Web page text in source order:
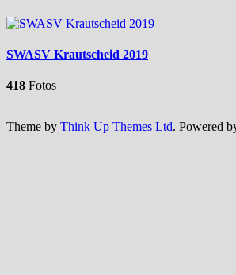
SWASV Krautscheid 2019
418 Fotos
Theme by Think Up Themes Ltd. Powered